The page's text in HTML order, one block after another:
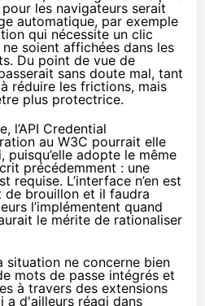
les navigateurs serait
automatique, par exemple
qui nécessite un clic
soient affichées dans les
Du point de vue de
sans doute mal, tant
réduire les frictions, mais
plus protectrice.
l’API Credential
au W3C pourrait elle
puisqu’elle adopte le même
précédemment : une
requise. L’interface n’en est
de brouillon et il faudra
l’implémentent quand
le mérite de rationaliser
situation ne concerne bien
mots de passe intégrés et
à travers des extensions
a d'ailleurs réagi dans